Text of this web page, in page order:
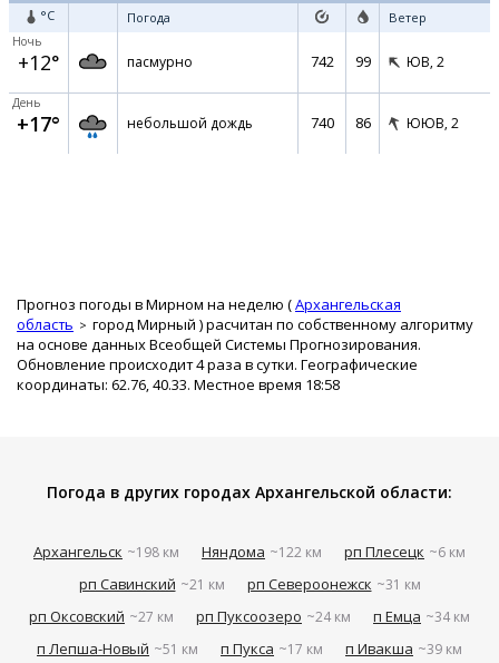
°C Погода Ветер
Ночь
+12° пасмурно 742 99 ЮВ, 2
День
+17° небольшой дождь 740 86 ЮЮВ, 2
Прогноз погоды в Мирном на неделю (Архангельская
область
город Мирный ) расчитан по собственному алгоритму
на основе данных Всеобщей Системы Прогнозирования.
Обновление происходит 4 раза в сутки. Географические
координаты: 62.76, 40.33. Местное время 18:58
Погода в других городах Архангельской области:
Архангельск ~198 км Няндома ~122 км рп Плесецк ~6 км
рп Савинский ~21 км рп Североонежск ~31 км
рп Оксовский ~27 км рп Пуксоозеро ~24 км п Емца ~34 км
п Лепша-Новый ~51 км п Пукса ~17 км п Ивакша ~39 км